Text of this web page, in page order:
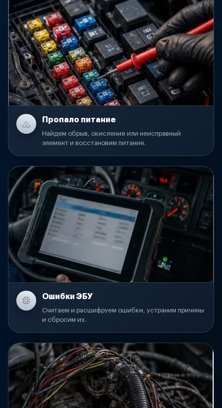
Пропало питание
Найдем обрыв, окисление или неисправный
элемент и восстановим питание.
Ошибки ЭБУ
Считаем и расшифруем ошибки, устраним причины
и сбросим их.